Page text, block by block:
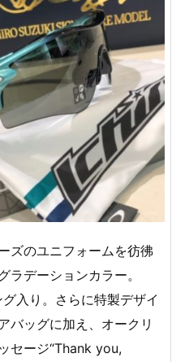
ズのユニフォームを彷彿
ラデーションカラー。
入り。さらに特製デザイ
バッグに加え、オークリ
セージ“Thank you,